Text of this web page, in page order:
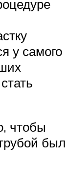
у самого
чтобы
был